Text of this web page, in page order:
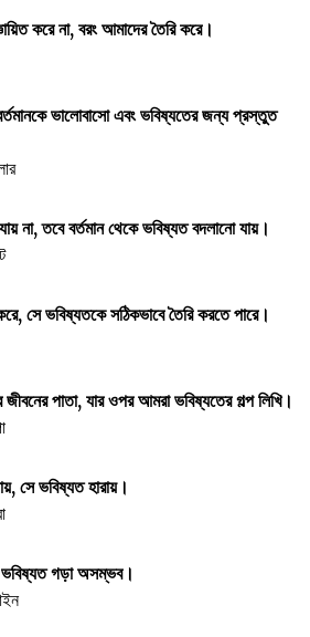
করে না, বরং আমাদের তৈরি করে।
ভালোবাসো এবং ভবিষ্যতের জন্য প্রস্তুত
না, তবে বর্তমান থেকে ভবিষ্যত বদলানো যায়।
সে ভবিষ্যতকে সঠিকভাবে তৈরি করতে পারে।
পাতা, যার ওপর আমরা ভবিষ্যতের গল্প লিখি।
সে ভবিষ্যত হারায়।
ভবিষ্যত গড়া অসম্ভব।